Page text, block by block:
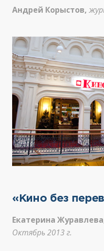
Андрей Корыстов,
«Кино без
Екатерина
Октябрь 2013 г.